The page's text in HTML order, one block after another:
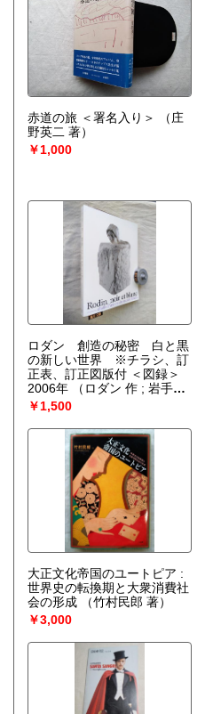
赤道の旅 ＜署名入り＞
（庄
野英二 著）
￥1,000
ロダン 創造の秘密 白と黒
の新しい世界 ※チラシ、訂
正表、訂正図版付 ＜図録＞
2006年
（ロダン 作 ; 岩手県
立美術館, 下関市立美術館, 静
岡県立美術館, 兵庫県立美術
館, 読売新聞東京本社文化事
業部 編）
￥1,500
大正文化帝国のユートピア :
世界史の転換期と大衆消費社
会の形成
（竹村民郎 著）
￥3,000